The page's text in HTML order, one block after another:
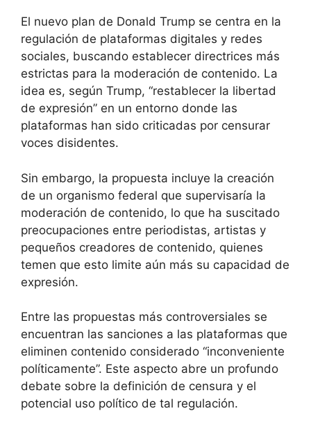
El nuevo plan de Donald Trump se centra en la
regulación de plataformas digitales y redes
sociales, buscando establecer directrices más
estrictas para la moderación de contenido. La
idea es, según Trump, “restablecer la libertad
de expresión” en un entorno donde las
plataformas han sido criticadas por censurar
voces disidentes.
Sin embargo, la propuesta incluye la creación
de un organismo federal que supervisaría la
moderación de contenido, lo que ha suscitado
preocupaciones entre periodistas, artistas y
pequeños creadores de contenido, quienes
temen que esto limite aún más su capacidad de
expresión.
Entre las propuestas más controversiales se
encuentran las sanciones a las plataformas que
eliminen contenido considerado “inconveniente
políticamente”. Este aspecto abre un profundo
debate sobre la definición de censura y el
potencial uso político de tal regulación.